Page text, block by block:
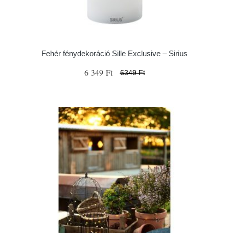
Fehér fénydekoráció Sille Exclusive – Sirius
6 349 Ft 6349 Ft